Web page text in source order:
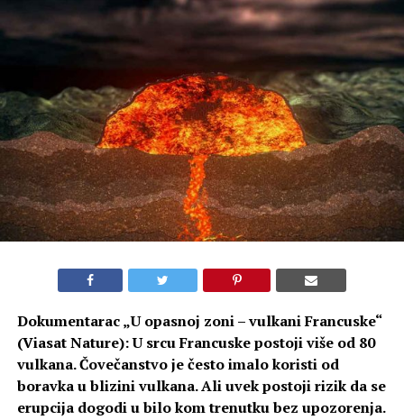
Dokumentarac „U opasnoj zoni – vulkani Francuske“
(Viasat Nature): U srcu Francuske postoji više od 80
vulkana. Čovečanstvo je često imalo koristi od
boravka u blizini vulkana. Ali uvek postoji rizik da se
erupcija dogodi u bilo kom trenutku bez upozorenja.